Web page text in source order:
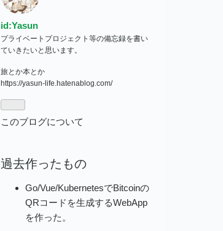
id:Yasun
プライベートプロジェクト等の備忘録を書い
ていきたいと思います。
旅とか本とか
https://yasun-life.hatenablog.com/
このブログについて
過去作ったもの
Go/Vue/KubernetesでBitcoinの
QRコードを生成するWebApp
を作った。